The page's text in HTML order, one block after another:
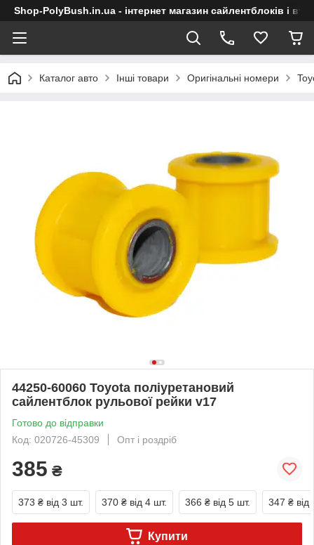
Shop-PolyBush.in.ua - інтернет магазин сайлентблоків і
Каталог авто Інші товари Оригінальні номери
44250-60060 Toyota поліуретановий
сайлентблок рульової рейки v17
Готово до відправки
Код: 020726-45309
Опт і роздріб
385 ₴
373 ₴ від 3 шт. 370 ₴ від 4 шт. 366 ₴ від 5 шт. 347 ₴ від
Купити